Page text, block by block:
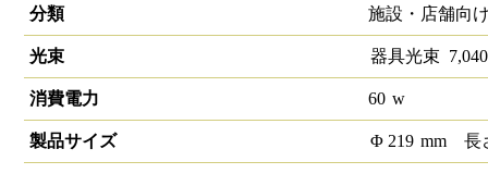
分類
施設・店舗向
光束 器具光束 7,040
消費電力 60 w
製品サイズ Φ 219 mm 長